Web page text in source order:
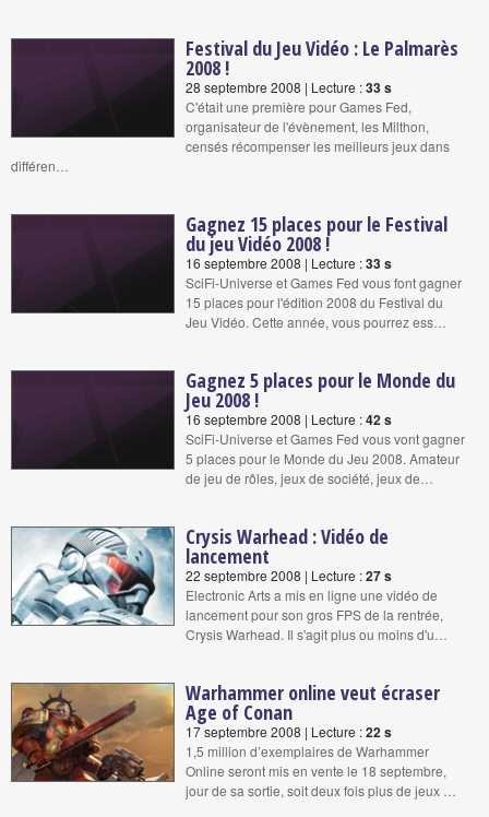
Festival du Jeu Vidéo : Le Palmarès
2008 !
28 septembre 2008 | Lecture :33 s
C'était une première pour Games Fed,
organisateur de l'évènement, les Milthon,
censés récompenser les meilleurs jeux dans
différen…
Gagnez 15 places pour le Festival
du jeu Vidéo 2008 !
16 septembre 2008 | Lecture :33 s
SciFi-Universe et Games Fed vous font gagner
15 places pour l'édition 2008 du Festival du
Jeu Vidéo. Cette année, vous pourrez ess…
Gagnez 5 places pour le Monde du
Jeu 2008 !
16 septembre 2008 | Lecture :42 s
SciFi-Universe et Games Fed vous vont gagner
5 places pour le Monde du Jeu 2008. Amateur
de jeu de rôles, jeux de société, jeux de…
Crysis Warhead : Vidéo de
lancement
22 septembre 2008 | Lecture :27 s
Electronic Arts a mis en ligne une vidéo de
lancement pour son gros FPS de la rentrée,
Crysis Warhead. Il s'agit plus ou moins d'u…
Warhammer online veut écraser
Age of Conan
17 septembre 2008 | Lecture :22 s
1,5 million d’exemplaires de Warhammer
Online seront mis en vente le 18 septembre,
jour de sa sortie, soit deux fois plus de jeux …